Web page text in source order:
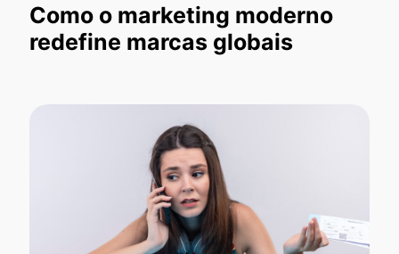
Como o marketing moderno
redefine marcas globais